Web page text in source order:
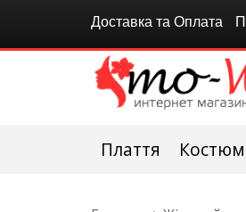
Доставка та Оплата
Плаття